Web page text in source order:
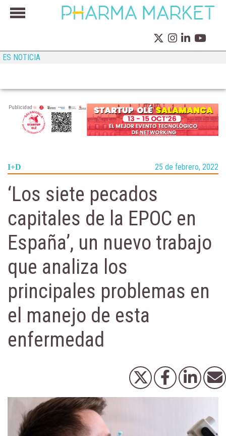
ES NOTICIA
Publicidad
I+D 25 de febrero, 2022
‘Los siete pecados
capitales de la EPOC en
España’, un nuevo trabajo
que analiza los
principales problemas en
el manejo de esta
enfermedad